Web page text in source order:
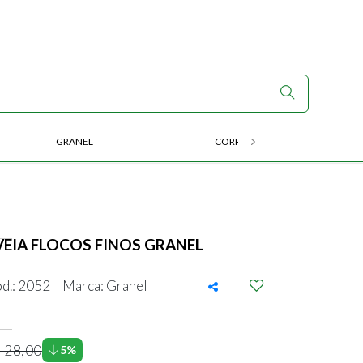
GRANEL CORRIDA E ENDURANCE
FLOCOS FINOS GRANEL
2052 Marca: Granel
28,00 5%